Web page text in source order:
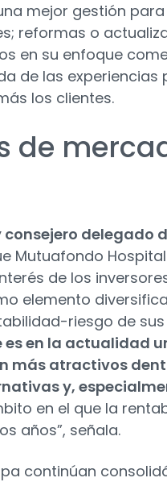
mejor gestión
reformas o
en su enfoque
de las experiencias
los clientes.
de
consejero delegado
Mutuafondo
de los
elemento
riesgo de sus
es en la actualidad
más atractivos
y,
en el que la
años”, señala.
continúan